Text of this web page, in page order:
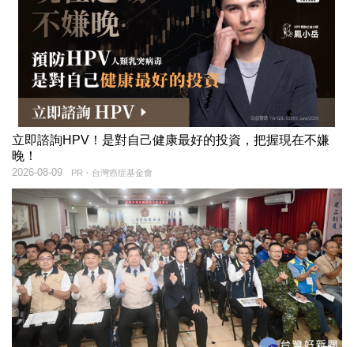
立即諮詢HPV！是對自己健康最好的投資，把握現在不嫌
晚！
PR・台灣癌症基金會
2026-08-09